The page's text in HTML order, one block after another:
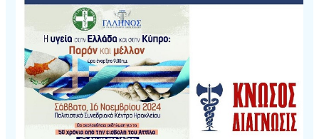
χορηγοί
στην
εκδήλωση
“Η
Υγεία